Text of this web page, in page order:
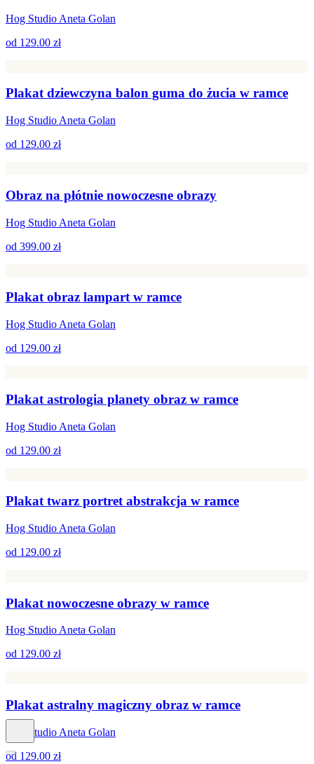
Hog Studio Aneta Golan
od 129.00 zł
Plakat dziewczyna balon guma do żucia w ramce
Hog Studio Aneta Golan
od 129.00 zł
Obraz na płótnie nowoczesne obrazy
Hog Studio Aneta Golan
od 399.00 zł
Plakat obraz lampart w ramce
Hog Studio Aneta Golan
od 129.00 zł
Plakat astrologia planety obraz w ramce
Hog Studio Aneta Golan
od 129.00 zł
Plakat twarz portret abstrakcja w ramce
Hog Studio Aneta Golan
od 129.00 zł
Plakat nowoczesne obrazy w ramce
Hog Studio Aneta Golan
od 129.00 zł
Plakat astralny magiczny obraz w ramce
Hog Studio Aneta Golan
od 129.00 zł